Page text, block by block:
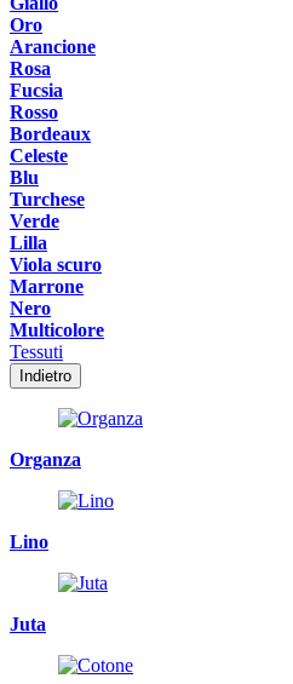
Oro
Arancione
Rosa
Fucsia
Rosso
Bordeaux
Celeste
Blu
Turchese
Verde
Lilla
Viola scuro
Marrone
Nero
Multicolore
Tessuti
Indietro
Organza
Lino
Juta